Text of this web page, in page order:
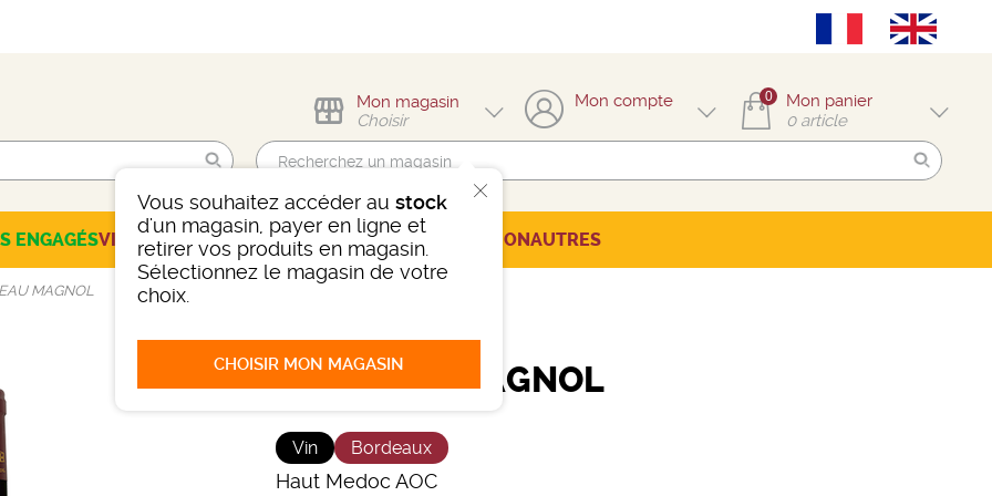
Trouvez-moi !
Mon magasin
Choisir
Vous souhaitez accéder au stock
d'un magasin, payer en ligne et
retirer vos produits en magasin.
Sélectionnez le magasin de votre
choix.
CHOISIR MON MAGASIN
Mon compte 0
Mon panier
0 article
ENGAGÉSVINSCHAMPAGNESSPIRITUEUXBIÈRES SÉLECTIONAUTRES
MAGNOL
CHÂTEAU MAGNOL
Vin Bordeaux
Haut Medoc AOC